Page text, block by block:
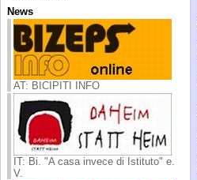
News
AT: BICIPITI INFO
IT: Bi. "A casa invece di Istituto" e.
V.